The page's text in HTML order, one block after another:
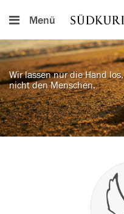
Menü
Wir lassen nur die Hand los,
nicht den Menschen.